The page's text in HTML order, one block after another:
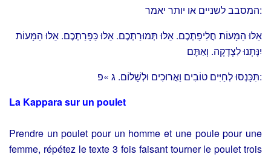
המסבב לשניים או יותר יאמר:
אֵלּוּ הַמָּעוֹת חֲלִיפַתְכֶם. אֵלּוּ תְּמוּרַתְכֶם. אֵלּוּ כַּפָּרַתְכֶם. אֵלּוּ הַמָּעוֹת
יִנָּתְנוּ לִצְדָקָה. וְאַתֶּם
תִּכָּנְסוּ לְחַיִּים טוֹבִים וַאֲרוּכִים וּלְשָׁלוֹם. ג »פ:
La Kappara sur un poulet
Prendre un poulet pour un homme et une poule pour une
femme, répétez le texte 3 fois faisant tourner le poulet trois